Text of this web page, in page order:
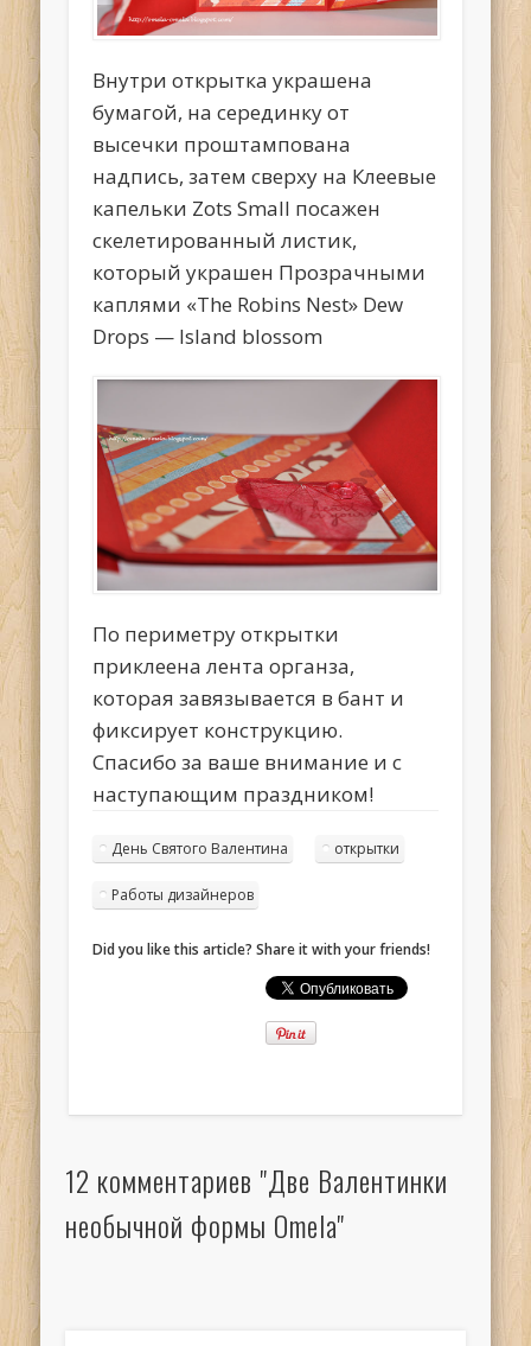
Внутри открытка украшена
бумагой, на серединку от
высечки проштампована
надпись, затем сверху на Клеевые
капельки Zots Small посажен
скелетированный листик,
который украшен Прозрачными
каплями «The Robins Nest» Dew
Drops — Island blossom
По периметру открытки
приклеена лента органза,
которая завязывается в бант и
фиксирует конструкцию.
Спасибо за ваше внимание и с
наступающим праздником!
День Святого Валентина открытки
Работы дизайнеров
Did you like this article? Share it with your friends!
12 комментариев "Две Валентинки
необычной формы Omela"